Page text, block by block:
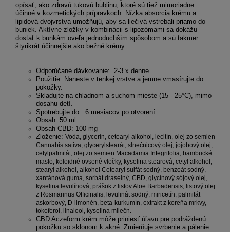
opísať, ako zdravú tukovú bublinu, ktoré sú tiež mimoriadne
účinné v kozmetických prípravkoch. Nízka absorcia krému a
lipidová dvojvrstva umožňujú, aby sa liečivá vstrebali priamo do
buniek. Aktívne zložky v kombinácii s lipozómami sa dokážu
dostať k bunkám oveľa jednoduchším spôsobom a sú takmer
štyrikrát účinnejšie ako bežné krémy.
Odporúčané dávkovanie: 2-3 x denne.
Použitie: Naneste v tenkej vrstve a jemne vmasírujte do
pokožky.
Skladujte na chladnom a suchom mieste (15 - 25°C), mimo
dosahu detí.
Spotrebujte do: 6 mesiacov po otvorení.
Obsah: 50 ml
Obsah CBD: 100 mg
Zloženie: Voda, glycerín, cetearyl alkohol, lecitín, olej zo semien
Cannabis sativa, glycerylstearát, slnečnicový olej, jojobový olej,
cetylpalmitát, olej zo semien Macadamia Integrifolia, bambucké
maslo, koloidné ovsené vločky, kyselina stearová, cetyl alkohol,
stearyl alkohol, alkohol Cetearyl sulfát sodný, benzoát sodný,
xantánová guma, sorbát draselný, CBD, glycínový sójový olej,
kyselina levulínová, prášok z listov Aloe Barbadensis, listový olej
z Rosmarinus Officinalis, levulinát sodný, miricetín, palmitát
askorbový, D-limonén, beta-kurkumín, extrakt z koreňa mrkvy,
tokoferol, linalool, kyselina mliečn.
CBD Aczeform krém môže priniesť úľavu pre podráždenú
pokožku so sklonom k ​​akné. Zmierňuje svrbenie a pálenie.